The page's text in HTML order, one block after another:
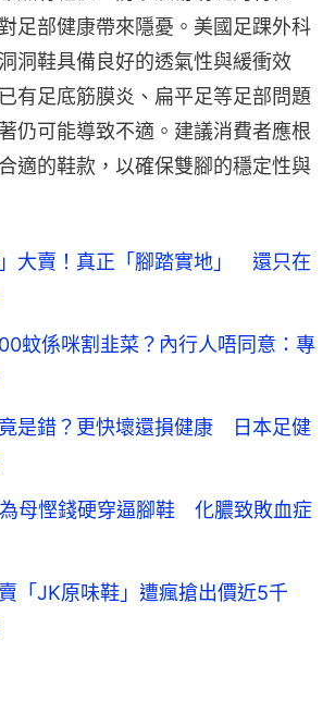
足部健康帶來隱憂。美國足踝外科
洞鞋具備良好的透氣性與緩衝效
有足底筋膜炎、扁平足等足部問題
仍可能導致不適。建議消費者應根
適的鞋款，以確保雙腳的穩定性與
大賣！真正「腳踏實地」 還只在
蚊係咪割韭菜？內行人唔同意：專
是錯？更快壞還損健康 日本足健
母慳錢硬穿逼腳鞋 化膿致敗血症
「JK原味鞋」遭瘋搶出價近5千